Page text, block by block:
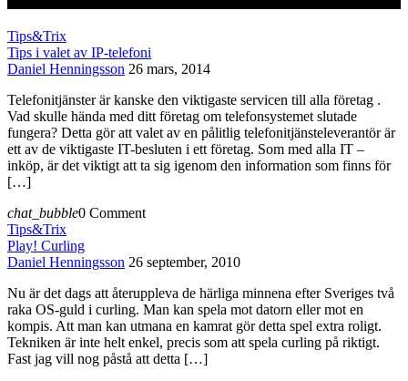
Tips&Trix
Tips i valet av IP-telefoni
Daniel Henningsson 26 mars, 2014
Telefonitjänster är kanske den viktigaste servicen till alla företag .
Vad skulle hända med ditt företag om telefonsystemet slutade
fungera? Detta gör att valet av en pålitlig telefonitjänsteleverantör är
ett av de viktigaste IT-besluten i ett företag. Som med alla IT –
inköp, är det viktigt att ta sig igenom den information som finns för
[…]
chat_bubble0 Comment
Tips&Trix
Play! Curling
Daniel Henningsson 26 september, 2010
Nu är det dags att återuppleva de härliga minnena efter Sveriges två
raka OS-guld i curling. Man kan spela mot datorn eller mot en
kompis. Att man kan utmana en kamrat gör detta spel extra roligt.
Tekniken är inte helt enkel, precis som att spela curling på riktigt.
Fast jag vill nog påstå att detta […]